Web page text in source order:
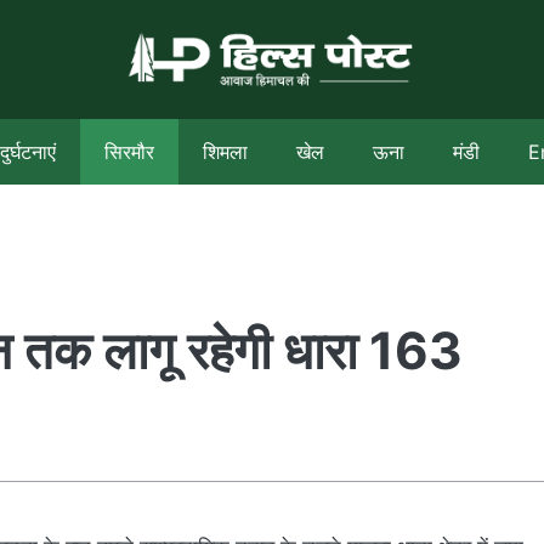
दुर्घटनाएं सिरमौर शिमला खेल ऊना मंडी
तक लागू रहेगी धारा 163